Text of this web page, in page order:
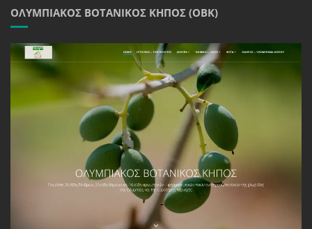
ΟΛΥΜΠΙΑΚΌΣ ΒΟΤΑΝΙΚΌΣ ΚΉΠΟΣ (ΟΒΚ)